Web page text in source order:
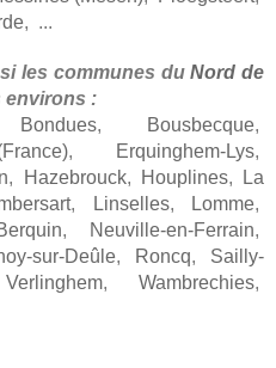
, ...
les communes duNord de
environs :
Bondues, Bousbecque,
, Erquinghem-Lys,
, Hazebrouck, Houplines,
La
, Linselles, Lomme,
, Neuville-en-Ferrain,
sur-Deûle, Roncq, Sailly-
Verlinghem,Wambrechies,